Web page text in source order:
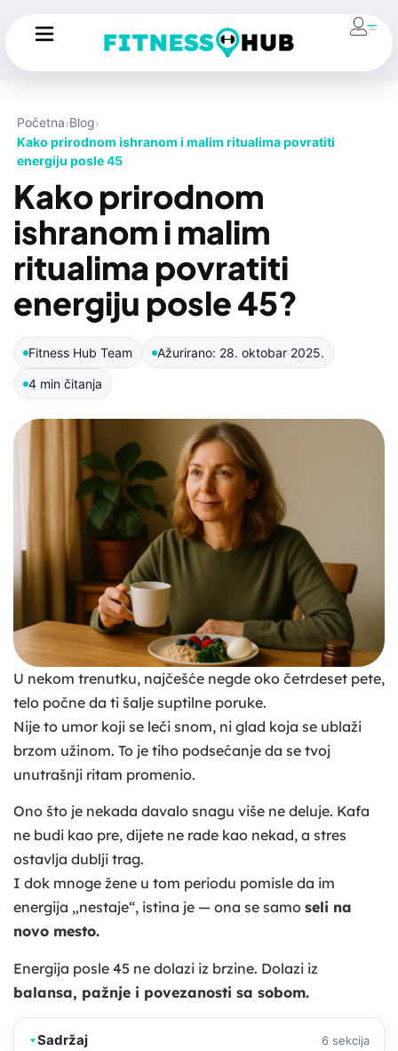
Početna Blog
Kako prirodnom ishranom i malim ritualima povratiti
energiju posle 45
Kako prirodnom
ishranom i malim
ritualima povratiti
energiju posle 45?
Fitness Hub Team Ažurirano: 28. oktobar 2025.
4 min čitanja
U nekom trenutku, najčešće negde oko četrdeset pete,
telo počne da ti šalje suptilne poruke.
Nije to umor koji se leči snom, ni glad koja se ublaži
brzom užinom. To je tiho podsećanje da se tvoj
unutrašnji ritam promenio.
Ono što je nekada davalo snagu više ne deluje. Kafa
ne budi kao pre, dijete ne rade kao nekad, a stres
ostavlja dublji trag.
I dok mnoge žene u tom periodu pomisle da im
energija „nestaje“, istina je — ona se samo seli na
novo mesto.
Energija posle 45 ne dolazi iz brzine. Dolazi iz
balansa, pažnje i povezanosti sa sobom.
Sadržaj 6 sekcija